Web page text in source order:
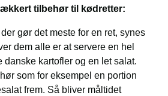
tilbehør til kødretter:
gør det meste for en ret, synes
dem alle er at servere en hel
danske kartofler og en let salat.
som for eksempel en portion
frem. Så bliver måltidet